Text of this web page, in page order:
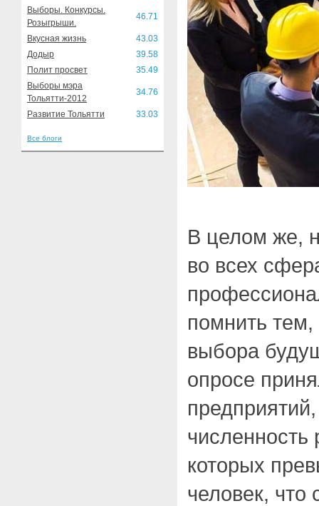
Выборы. Конкурсы.
Розыгрыши.
46.71
Вкусная жизнь
43.03
Додыр
39.58
Полит просвет
35.49
Выборы мэра
Тольятти-2012
34.76
Развитие Тольятти 33.03
Все блоги
В целом же,
во всех
помнить тем,
выбора
опросе
которых
человек, что